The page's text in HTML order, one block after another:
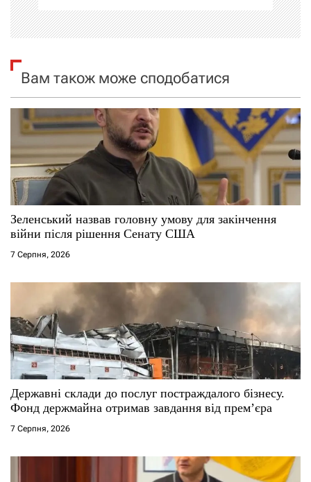
і
а
п
и
с
і
в
Вам також може сподобатися
Зеленський назвав головну умову для закінчення
війни після рішення Сенату США
7 Серпня, 2026
Державні склади до послуг постраждалого бізнесу.
Фонд держмайна отримав завдання від прем’єра
7 Серпня, 2026